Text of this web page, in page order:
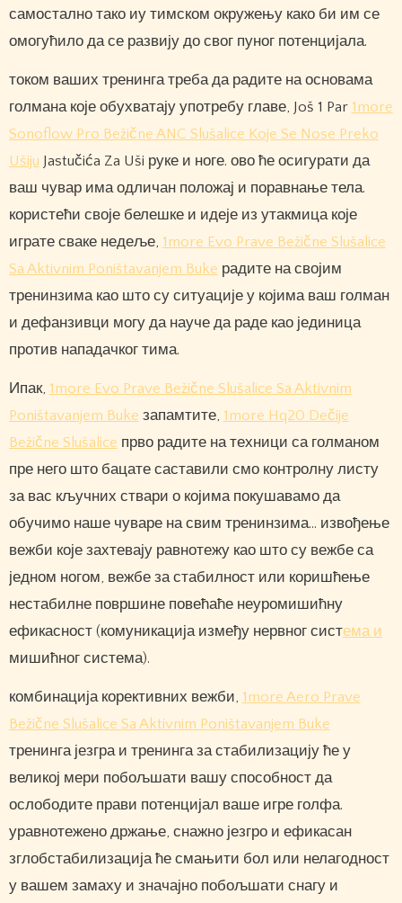
самостално тако иу тимском окружењу како би им се
омогућило да се развију до свог пуног потенцијала.
током ваших тренинга треба да радите на основама
голмана које обухватају употребу главе, Još 1 Par 1more
Sonoflow Pro Bežične ANC Slušalice Koje Se Nose Preko
Ušiju Jastučića Za Uši руке и ноге. ово ће осигурати да
ваш чувар има одличан положај и поравнање тела.
користећи своје белешке и идеје из утакмица које
играте сваке недеље, 1more Evo Prave Bežične Slušalice
Sa Aktivnim Poništavanjem Buke радите на својим
тренинзима као што су ситуације у којима ваш голман
и дефанзивци могу да науче да раде као јединица
против нападачког тима.
Ипак, 1more Evo Prave Bežične Slušalice Sa Aktivnim
Poništavanjem Buke запамтите, 1more Hq20 Dečije
Bežične Slušalice прво радите на техници са голманом
пре него што бацате саставили смо контролну листу
за вас кључних ствари о којима покушавамо да
обучимо наше чуваре на свим тренинзима… извођење
вежби које захтевају равнотежу као што су вежбе са
једном ногом, вежбе за стабилност или коришћење
нестабилне површине повећаће неуромишићну
ефикасност (комуникација између нервног система и
мишићног система).
комбинација корективних вежби, 1more Aero Prave
Bežične Slušalice Sa Aktivnim Poništavanjem Buke
тренинга језгра и тренинга за стабилизацију ће у
великој мери побољшати вашу способност да
ослободите прави потенцијал ваше игре голфа.
уравнотежено држање, снажно језгро и ефикасан
зглобстабилизација ће смањити бол или нелагодност
у вашем замаху и значајно побољшати снагу и